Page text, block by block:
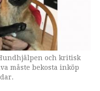
och kritisk
måste bekosta inköp